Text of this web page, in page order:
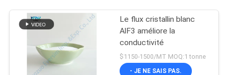
Le flux cristallin blanc
AlF3 améliore la
conductivité
$1150-1500/MT MOQ:1 tonne
- JE NE SAIS PAS.